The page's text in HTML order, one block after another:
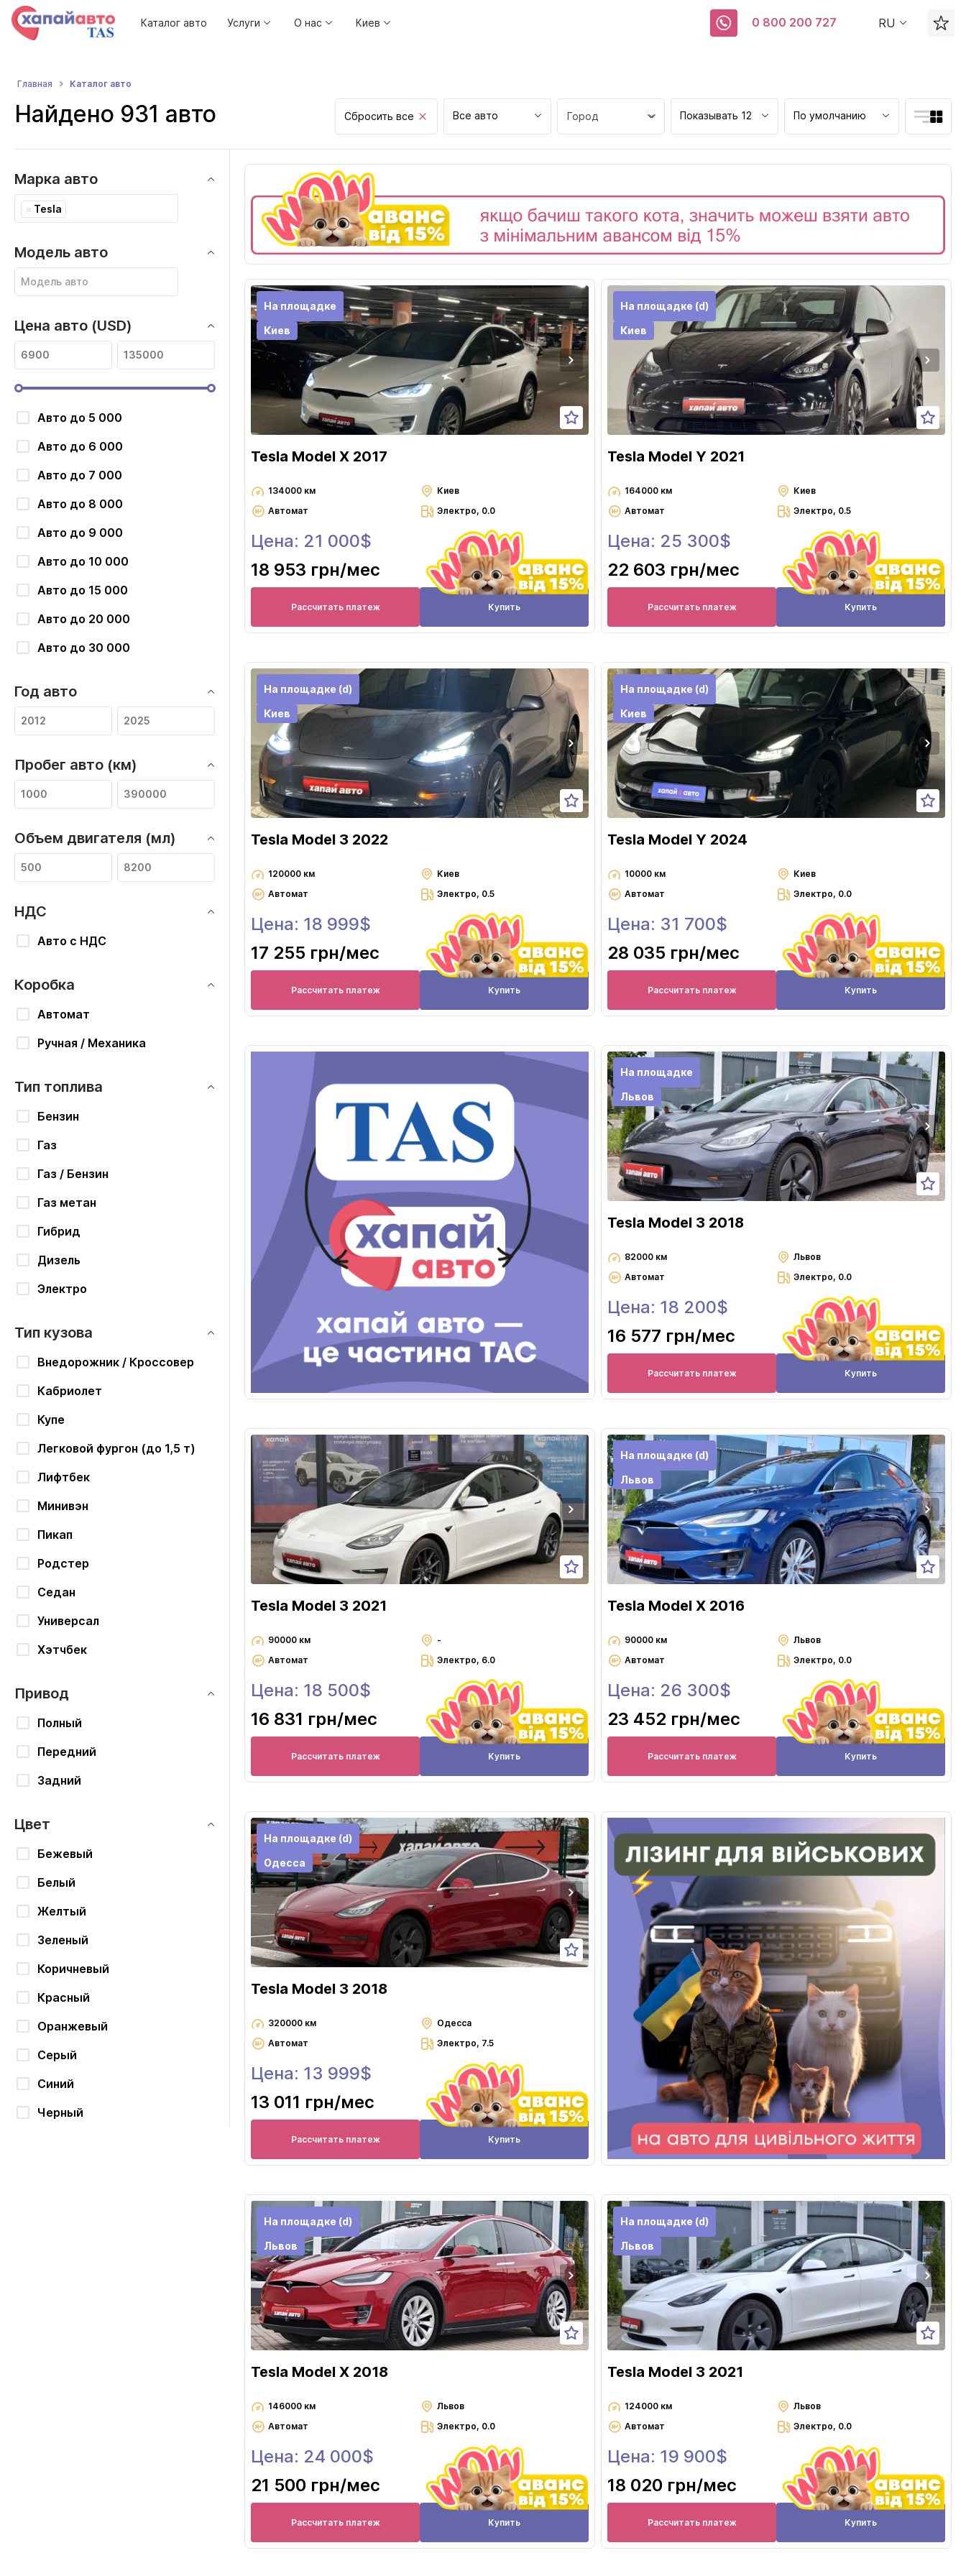
Каталог авто Услуги О нас Киев 0 800 200 727 RU
Главная Каталог авто
Найдено 931 авто Сбросить все Все авто Город
Днепр
Запорожье
Ивано-Франковск
Кропивницкий
Луцк
Львов
Николаев
Одесса
Ровно
Хмельницкий
Черкассы
Черновцы
Показывать 12 По умолчанию
Марка авто
× Tesla
Модель авто
Цена авто (USD)
Авто до 5 000
Авто до 6 000
Авто до 7 000
Авто до 8 000
Авто до 9 000
Авто до 10 000
Авто до 15 000
Авто до 20 000
Авто до 30 000
Год авто
Пробег авто (км)
Объем двигателя (мл)
НДС
Авто с НДС
Коробка
Автомат
Ручная / Механика
Тип топлива
Бензин
Газ
Газ / Бензин
Газ метан
Гибрид
Дизель
Электро
Тип кузова
Внедорожник / Кроссовер
Кабриолет
Купе
Легковой фургон (до 1,5 т)
Лифтбек
Минивэн
Пикап
Родстер
Седан
Универсал
Хэтчбек
Привод
Полный
Передний
Задний
Цвет
Бежевый
Белый
Желтый
Зеленый
Коричневый
Красный
Оранжевый
Серый
Синий
Черный
На площадке
Киев
Tesla Model X 2017
134000 км
Киев
Автомат
Электро, 0.0
Цена: 21 000$
18 953 грн/мес
Рассчитать платеж Купить
На площадке (d)
Киев
Tesla Model Y 2021
164000 км
Киев
Автомат
Электро, 0.5
Цена: 25 300$
22 603 грн/мес
Рассчитать платеж Купить
На площадке (d)
Киев
Tesla Model 3 2022
120000 км
Киев
Автомат
Электро, 0.5
Цена: 18 999$
17 255 грн/мес
Рассчитать платеж Купить
На площадке (d)
Киев
Tesla Model Y 2024
10000 км
Киев
Автомат
Электро, 0.0
Цена: 31 700$
28 035 грн/мес
Рассчитать платеж Купить
На площадке
Львов
Tesla Model 3 2018
82000 км
Львов
Автомат
Электро, 0.0
Цена: 18 200$
16 577 грн/мес
Рассчитать платеж Купить
Tesla Model 3 2021
90000 км
-
Автомат
Электро, 6.0
Цена: 18 500$
16 831 грн/мес
Рассчитать платеж Купить
На площадке (d)
Львов
Tesla Model X 2016
90000 км
Львов
Автомат
Электро, 0.0
Цена: 26 300$
23 452 грн/мес
Рассчитать платеж Купить
На площадке (d)
Одесса
Tesla Model 3 2018
320000 км
Одесса
Автомат
Электро, 7.5
Цена: 13 999$
13 011 грн/мес
Рассчитать платеж Купить
На площадке (d)
Львов
Tesla Model X 2018
146000 км
Львов
Автомат
Электро, 0.0
Цена: 24 000$
21 500 грн/мес
Рассчитать платеж Купить
На площадке (d)
Львов
Tesla Model 3 2021
124000 км
Львов
Автомат
Электро, 0.0
Цена: 19 900$
18 020 грн/мес
Рассчитать платеж Купить